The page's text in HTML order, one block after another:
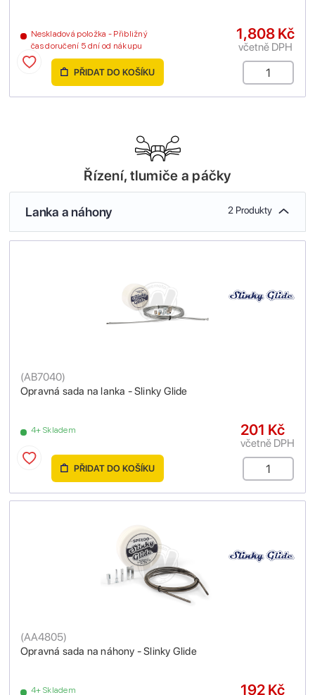
Neskladová položka - Přibližný
čas doručení 5 dní od nákupu
1,808 Kč
včetně DPH
PŘIDAT DO KOŠÍKU
Řízení, tlumiče a páčky
Lanka a náhony 2 Produkty
Opravná sada na lanka - Slinky Glide
(AB7040)
4+ Skladem 201 Kč
včetně DPH
PŘIDAT DO KOŠÍKU
Opravná sada na náhony - Slinky Glide
(AA4805)
4+ Skladem 192 Kč